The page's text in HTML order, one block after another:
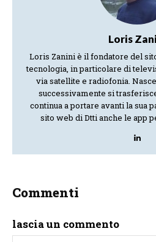
Loris
Loris Zanini è il fondatore del
tecnologia, in particolare di
via satellite e radiofonia.
successivamente si
continua a portare avanti la sua
sito web di Dtti anche le app
Commenti
lascia un commento